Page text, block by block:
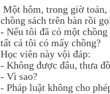
Một hôm, trong giờ
chồng sách trên bàn rồi
- Nếu tôi đã có một
tất cả tôi có mấy chồng?
Học viên này vội đáp:
- Không được đâu, thưa
- Vì sao?
- Pháp luật không cho